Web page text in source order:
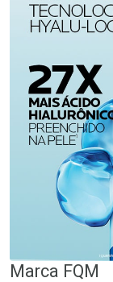
Marca FQM